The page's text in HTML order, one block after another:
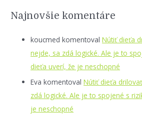
Najnovšie komentáre
koucmed komentovalNútiť dieťa
nejde, sa zdá logické. Ale je to
dieťa uverí, že je neschopné
Eva komentovalNútiť dieťa
zdá logické. Ale je to spojené s
je neschopné